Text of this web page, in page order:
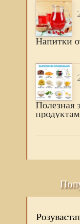
Напитки
Полезная